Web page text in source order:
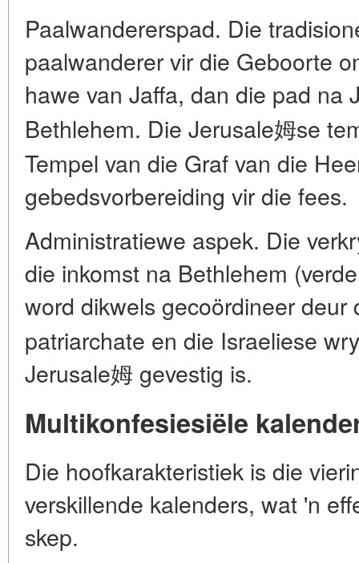
Paalwandererspad. Die
paalwanderer vir die Geboorte
hawe van Jaffa, dan die pad na
Bethlehem. Die Jerusale姆se
Tempel van die Graf van die
gebedsvorbereiding vir die fees.
Administratiewe aspek. Die
die inkomst na Bethlehem
word dikwels gecoördineer deur
patriarchate en die Israeliese
Jerusale姆 gevestig is.
Multikonfesiesiële
Die hoofkarakteristiek is die
verskillende kalenders, wat 'n
skep.